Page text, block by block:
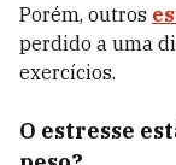
Porém, outros
perdido a uma
exercícios.
O estresse